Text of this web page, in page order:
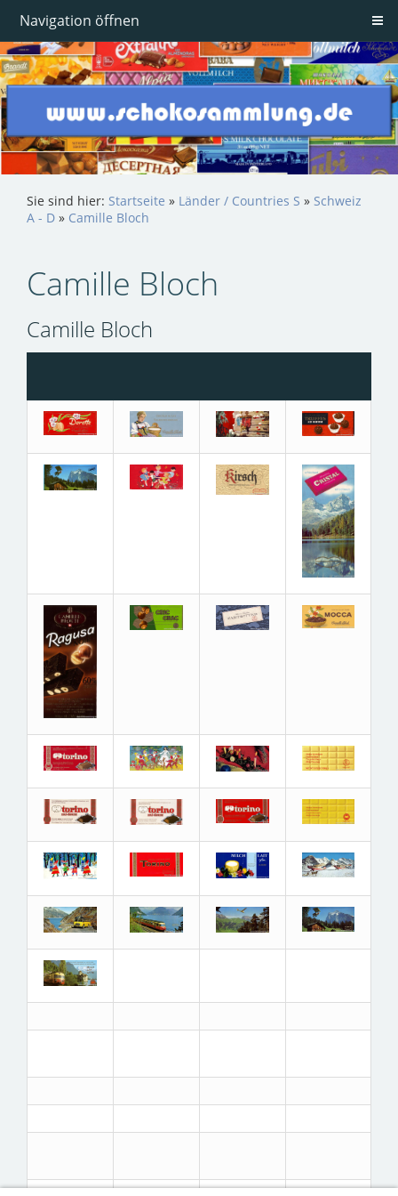
Navigation öffnen
Sie sind hier: Startseite » Länder / Countries S » Schweiz
A - D » Camille Bloch
Camille Bloch
Camille Bloch